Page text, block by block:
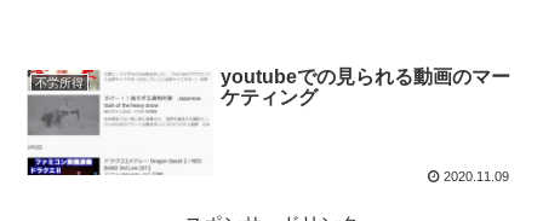
不労所得
youtubeでの見られる動画のマー
ケティング
2020.11.09